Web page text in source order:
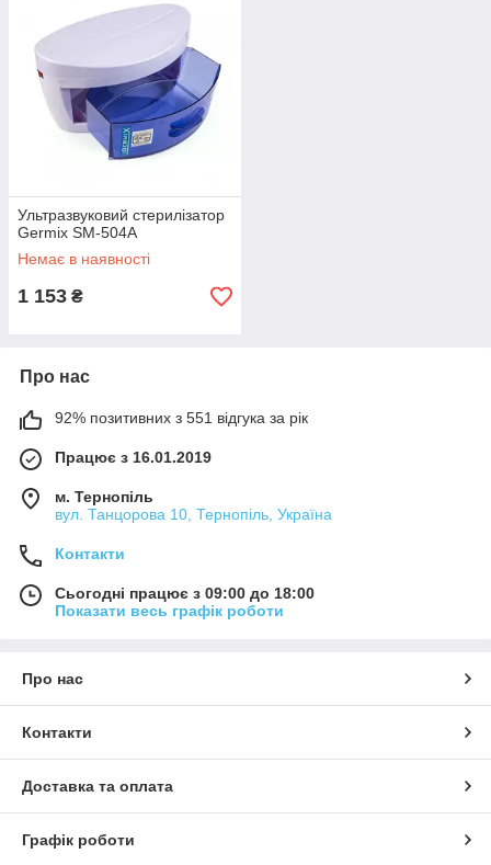
Ультразвуковий стерилізатор
Germix SM-504A
Немає в наявності
1 153 ₴
Про нас
92% позитивних з 551 відгука за рік
Працює з 16.01.2019
м. Тернопіль
вул. Танцорова 10, Тернопіль, Україна
Контакти
Сьогодні працює з 09:00 до 18:00
Показати весь графік роботи
Про нас
Контакти
Доставка та оплата
Графік роботи